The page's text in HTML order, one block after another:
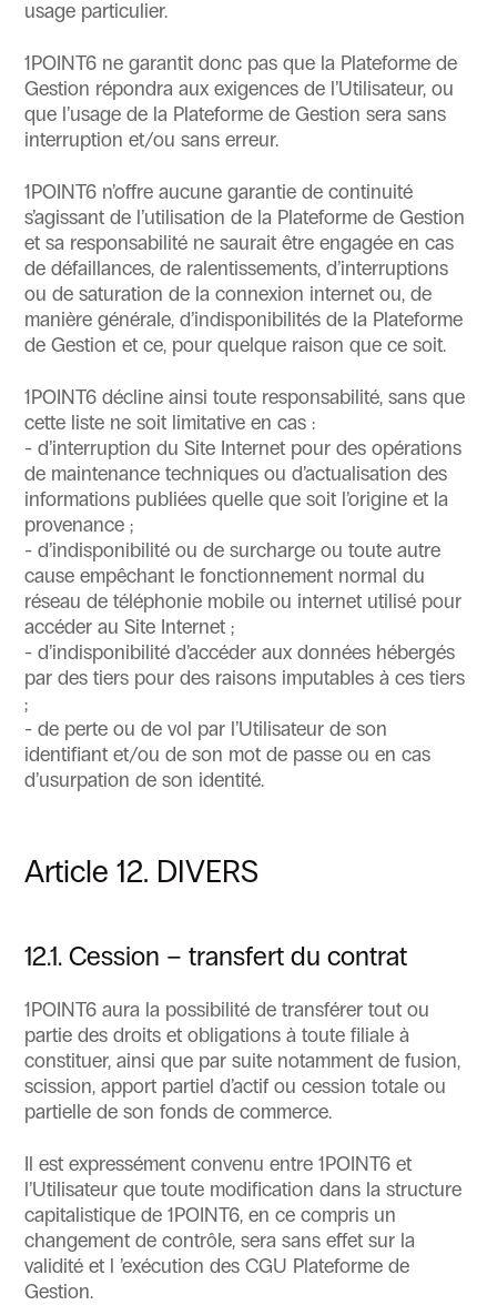
usage particulier.
1POINT6 ne garantit donc pas que la Plateforme de
Gestion répondra aux exigences de l’Utilisateur, ou
que l’usage de la Plateforme de Gestion sera sans
interruption et/ou sans erreur.
1POINT6 n’offre aucune garantie de continuité
s’agissant de l’utilisation de la Plateforme de Gestion
et sa responsabilité ne saurait être engagée en cas
de défaillances, de ralentissements, d’interruptions
ou de saturation de la connexion internet ou, de
manière générale, d’indisponibilités de la Plateforme
de Gestion et ce, pour quelque raison que ce soit.
1POINT6 décline ainsi toute responsabilité, sans que
cette liste ne soit limitative en cas :
- d’interruption du Site Internet pour des opérations
de maintenance techniques ou d’actualisation des
informations publiées quelle que soit l’origine et la
provenance ;
- d’indisponibilité ou de surcharge ou toute autre
cause empêchant le fonctionnement normal du
réseau de téléphonie mobile ou internet utilisé pour
accéder au Site Internet ;
- d’indisponibilité d’accéder aux données hébergés
par des tiers pour des raisons imputables à ces tiers
;
- de perte ou de vol par l’Utilisateur de son
identifiant et/ou de son mot de passe ou en cas
d’usurpation de son identité.
Article 12. DIVERS
12.1. Cession – transfert du contrat
1POINT6 aura la possibilité de transférer tout ou
partie des droits et obligations à toute filiale à
constituer, ainsi que par suite notamment de fusion,
scission, apport partiel d’actif ou cession totale ou
partielle de son fonds de commerce.
Il est expressément convenu entre 1POINT6 et
l’Utilisateur que toute modification dans la structure
capitalistique de 1POINT6, en ce compris un
changement de contrôle, sera sans effet sur la
validité et l ’exécution des CGU Plateforme de
Gestion.